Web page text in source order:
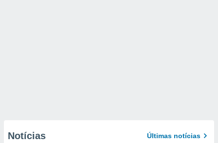
Notícias Últimas notícias